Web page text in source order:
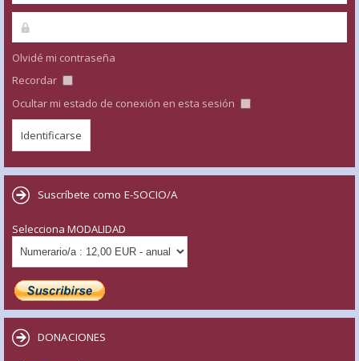
Olvidé mi contraseña
Recordar
Ocultar mi estado de conexión en esta sesión
Suscríbete como E-SOCIO/A
Selecciona MODALIDAD
DONACIONES